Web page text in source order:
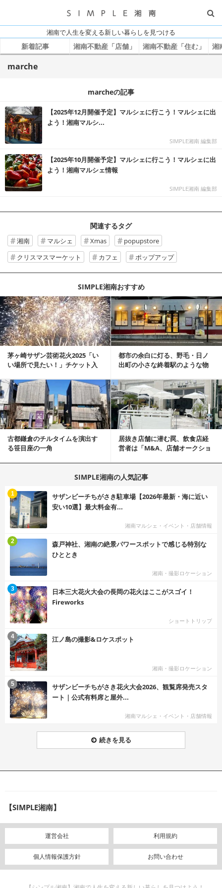
湘南で人生を変える新しい暮らしを見つける
新着記事 湘南不動産「店舗」 湘南不動産「住む」 湘
marche
marcheの記事
【2025年12月開催予定】マルシェに行こう！マルシェに出
よう！湘南マルシ...
SIMPLE湘南 編集部
【2025年10月開催予定】マルシェに行こう！マルシェに出
よう！湘南マルシェ情報
SIMPLE湘南 編集部
関連するタグ
湘南 マルシェ Xmas
popupstore
クリスマスマーケット
カフェ ポップアップ
SIMPLE湘南おすすめ
茅ヶ崎サザン芸術花火2025「い
い場所で見たい！」チケット入
都市の余白に灯る、野毛・日ノ
出町の小さな終着駅のような物
記事を読む
古都鎌倉のチルタイムを演出す
る笹目座の一角
居抜き店舗に潜む罠、飲食店経
営者は「M&A、店舗オークショ
記事を読む
SIMPLE湘南の人気記事
サザンビーチちがさき駐車場【2026年最新・海に近い
安い10選】最大料金有...
湘南マルシェ・イベント・店舗情報
1
森戸神社、湘南の絶景パワースポットで感じる特別な
ひととき
湘南・撮影ロケーション
2
日本三大花火大会の長岡の花火はここがスゴイ！
Fireworks
ショートトリップ
3
江ノ島の撮影&ロケスポット
湘南・撮影ロケーション
4
サザンビーチちがさき花火大会2026、観覧席発売スタ
ート｜公式有料席と屋外...
湘南マルシェ・イベント・店舗情報
5
続きを見る
【SIMPLE湘南】
運営会社 利用規約
個人情報保護方針 お問い合わせ